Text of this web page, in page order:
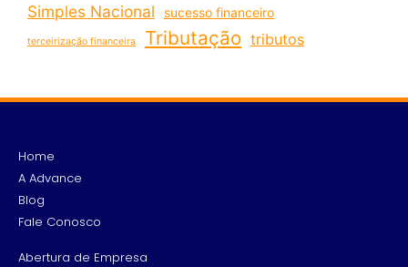
Simples Nacional sucesso financeiro
terceirização financeira Tributação tributos
Home
A Advance
Blog
Fale Conosco
Abertura de Empresa